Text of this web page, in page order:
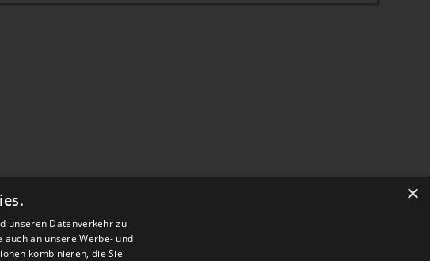
×
unseren Datenverkehr zu
an unsere Werbe- und
kombinieren, die Sie